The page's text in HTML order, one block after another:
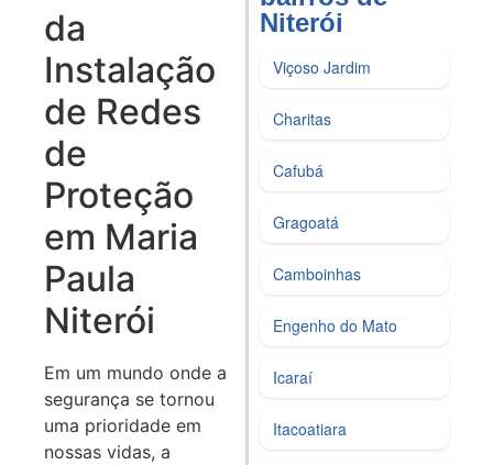
da
Instalação
de Redes
de
Proteção
em Maria
Paula
Niterói
Em um mundo onde a
segurança se tornou
uma prioridade em
nossas vidas, a
Niterói​
Viçoso Jardim
Charitas
Cafubá
Gragoatá
Camboinhas
Engenho do Mato
Icaraí
Itacoatiara